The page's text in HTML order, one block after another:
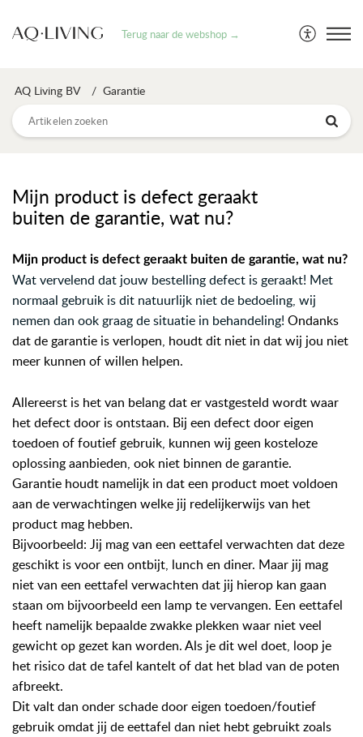
Terug naar de webshop →
AQ Living BV Garantie
Mijn product is defect geraakt
buiten de garantie, wat nu?
Mijn product is defect geraakt buiten de garantie, wat nu?
Wat vervelend dat jouw bestelling defect is geraakt! Met
normaal gebruik is dit natuurlijk niet de bedoeling, wij
nemen dan ook graag de situatie in behandeling! Ondanks
dat de garantie is verlopen, houdt dit niet in dat wij jou niet
meer kunnen of willen helpen.
Allereerst is het van belang dat er vastgesteld wordt waar
het defect door is ontstaan. Bij een defect door eigen
toedoen of foutief gebruik, kunnen wij geen kosteloze
oplossing aanbieden, ook niet binnen de garantie.
Garantie houdt namelijk in dat een product moet voldoen
aan de verwachtingen welke jij redelijkerwijs van het
product mag hebben.
Bijvoorbeeld: Jij mag van een eettafel verwachten dat deze
geschikt is voor een ontbijt, lunch en diner. Maar jij mag
niet van een eettafel verwachten dat jij hierop kan gaan
staan om bijvoorbeeld een lamp te vervangen. Een eettafel
heeft namelijk bepaalde zwakke plekken waar niet veel
gewicht op gezet kan worden. Als je dit wel doet, loop je
het risico dat de tafel kantelt of dat het blad van de poten
afbreekt.
Dit valt dan onder schade door eigen toedoen/foutief
gebruik omdat jij de eettafel dan niet hebt gebruikt zoals